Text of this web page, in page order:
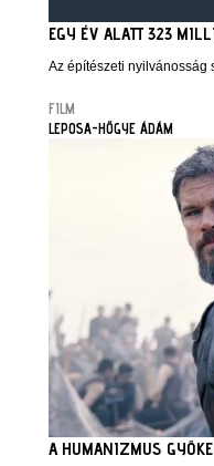
EGY ÉV ALATT 323
Az építészeti nyilvánosság
FILM
LEPOSA-HŐGYE ÁDÁM
A HUMANIZMUS